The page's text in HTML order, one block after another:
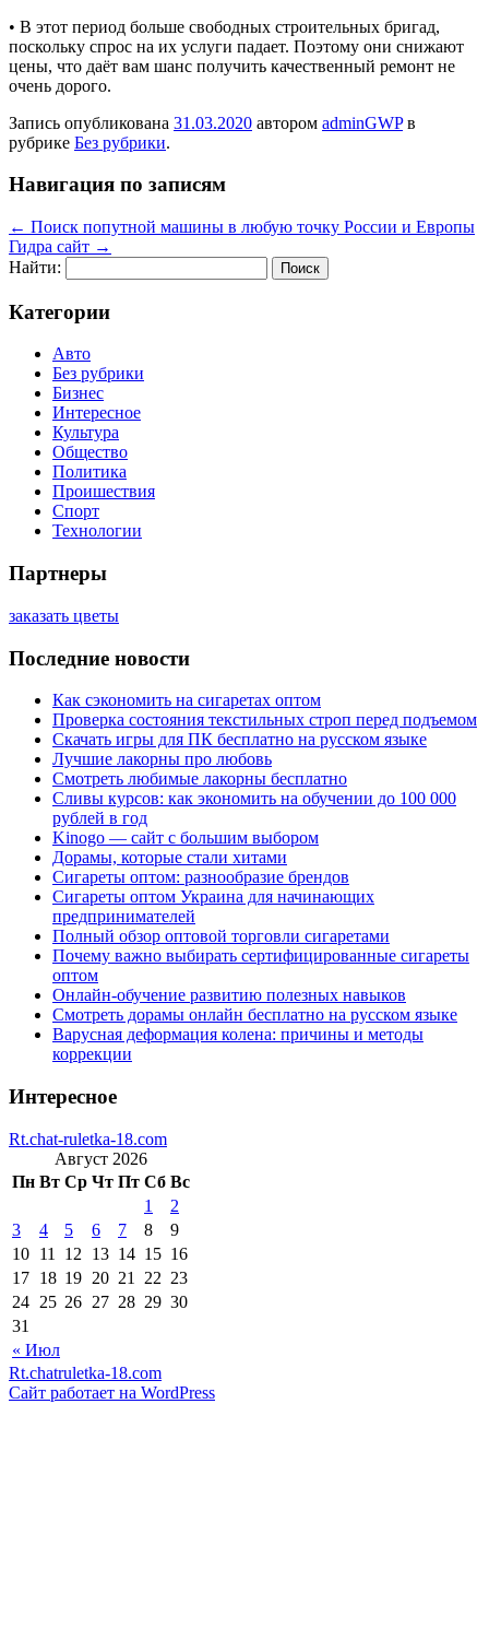
• В этот период больше свободных строительных бригад,
поскольку спрос на их услуги падает. Поэтому они снижают
цены, что даёт вам шанс получить качественный ремонт не
очень дорого.
Запись опубликована 31.03.2020 автором adminGWPв
рубрике Без рубрики.
Навигация по записям
← Поиск попутной машины в любую точку России и Европы
Гидра сайт →
Найти:
Категории
Авто
Без рубрики
Бизнес
Интересное
Культура
Общество
Политика
Проишествия
Спорт
Технологии
Партнеры
заказать цветы
Последние новости
Как сэкономить на сигаретах оптом
Проверка состояния текстильных строп перед подъемом
Скачать игры для ПК бесплатно на русском языке
Лучшие лакорны про любовь
Смотреть любимые лакорны бесплатно
Сливы курсов: как экономить на обучении до 100 000
рублей в год
Kinogo — сайт с большим выбором
Дорамы, которые стали хитами
Сигареты оптом: разнообразие брендов
Сигареты оптом Украина для начинающих
предпринимателей
Полный обзор оптовой торговли сигаретами
Почему важно выбирать сертифицированные сигареты
оптом
Онлайн-обучение развитию полезных навыков
Смотреть дорамы онлайн бесплатно на русском языке
Варусная деформация колена: причины и методы
коррекции
Интересное
Rt.chat-ruletka-18.com
Август 2026
Пн Вт Ср Чт Пт Сб Вс
« Июл
1
2
3
4 5 6 7 8
9
10 11 12 13 14 15 16
17 18 19 20 21 22 23
24 25 26 27 28 29 30
31
Rt.chatruletka-18.com
Сайт работает на WordPress